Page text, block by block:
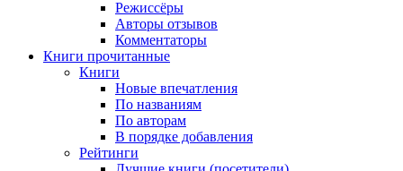
Режиссёры
Авторы отзывов
Комментаторы
Книги прочитанные
Книги
Новые впечатления
По названиям
По авторам
В порядке добавления
Рейтинги